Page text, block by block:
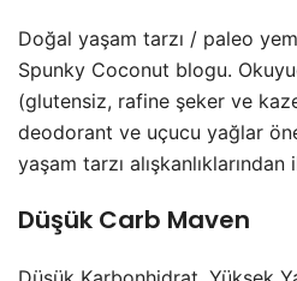
Doğal yaşam tarzı / paleo
Spunky Coconut blogu.
(glutensiz, rafine şeker ve
deodorant ve uçucu yağlar
yaşam tarzı
Düşük Carb Maven